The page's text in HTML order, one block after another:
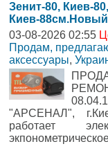
Зенит-80, Киев-
Киев-
03-08-2026 02:55
Продам,
аксессуары,
"АРСЕНАЛ",
работает